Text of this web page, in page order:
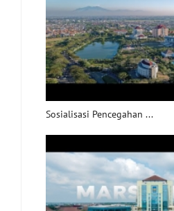
Sosialisasi Pencegahan ...